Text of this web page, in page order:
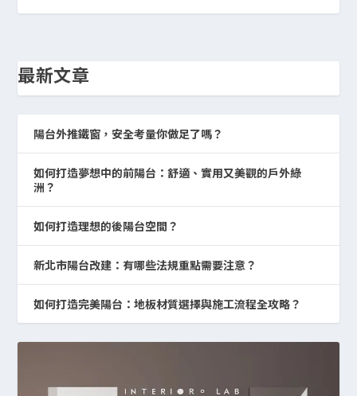
最新文章
陽台外推鐵窗，安全考量你做足了嗎？
如何打造夢想中的前陽台：舒適、實用又美觀的戶外綠
洲？
如何打造理想的後陽台空間？
新北市陽台改建：有哪些法規重點需要注意？
如何打造完美陽台：地板材質選擇與施工流程全攻略？